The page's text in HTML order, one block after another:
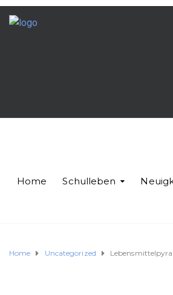
Home Schulleben
Home Uncategorized